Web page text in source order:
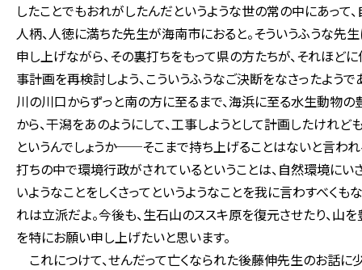
したことでもおれがしたんだというような世の常の中にあって
人柄、人徳に満ちた先生が海南市におると。そういうふうな先
申し上げながら、その裏打ちをもって県の方たちが、それほ
事計画を再検討しよう、こういうふうなご決断をなさったよう
川の川口からずっと南の方に至るまで、海浜に至る水生動物の
から、干潟をあのようにして、工事しようとして計画したけれ
というんでしょうか──そこまで持ち上げることはないと言わ
打ちの中で環境行政がされているということは、自然環境にい
いようなことをしくさってというようなことを我に言わすべくも
れは立派だよ。今後も、生石山のススキ原を復元させたり、山
を特にお願い申し上げたいと思います。
これにつけて、せんだって亡くなられた後藤伸先生のお話に